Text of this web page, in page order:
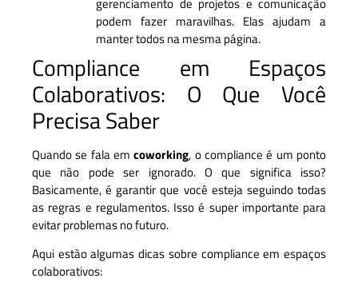
podem fazer maravilhas. Elas ajudam a
manter todos na mesma página.
Compliance em Espaços
Colaborativos: O Que Você
Precisa Saber
Quando se fala emcoworking, o compliance é um ponto
que não pode ser ignorado. O que significa isso?
Basicamente, é garantir que você esteja seguindo todas
as regras e regulamentos. Isso é super importante para
evitar problemas no futuro.
Aqui estão algumas dicas sobre compliance em espaços
colaborativos: